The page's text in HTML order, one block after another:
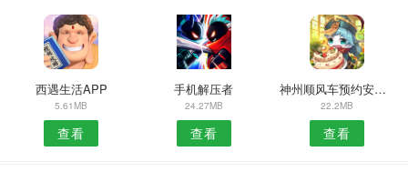
西遇生活APP
5.61MB
查看
手机解压者
24.27MB
查看
神州顺风车预约安卓版
22.2MB
查看